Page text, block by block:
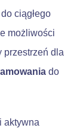
ciągłego
możliwości
przestrzeń dla
do
aktywna